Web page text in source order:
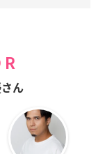
ん